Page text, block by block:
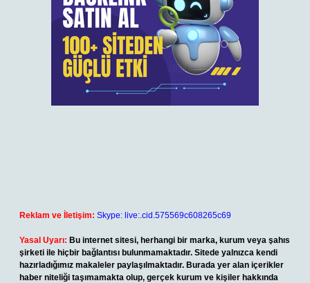
Reklam ve İletişim: Skype: live:.cid.575569c608265c69
Yasal Uyarı: Bu internet sitesi, herhangi bir marka, kurum veya şahıs
şirketi ile hiçbir bağlantısı bulunmamaktadır. Sitede yalnızca kendi
hazırladığımız makaleler paylaşılmaktadır. Burada yer alan içerikler
haber niteliği taşımamakta olup, gerçek kurum ve kişiler hakkında